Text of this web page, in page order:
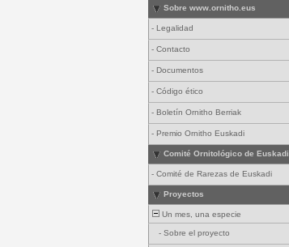
Sobre www.ornitho.eus
- Legalidad
- Contacto
- Documentos
- Código ético
- Boletín Ornitho Berriak
- Premio Ornitho Euskadi
Comité Ornitológico de Euskadi
- Comité de Rarezas de Euskadi
Proyectos
Un mes, una especie
- Sobre el proyecto